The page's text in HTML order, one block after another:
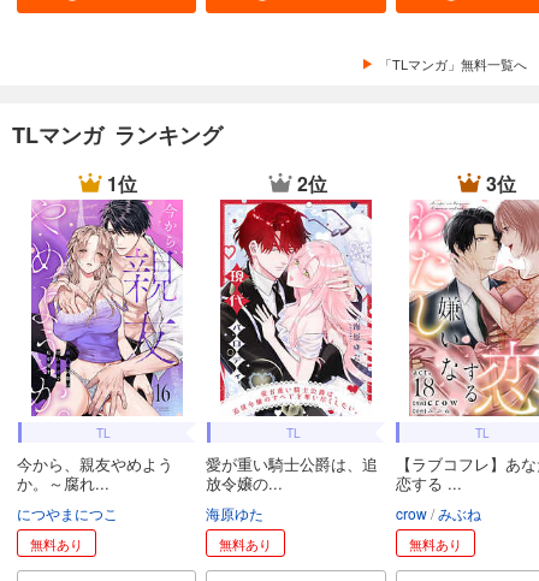
「TLマンガ」無料一覧へ
TLマンガ ランキング
1位
TL
今から、親友やめよう
か。～腐れ...
につやまにつこ
無料あり
2位
TL
愛が重い騎士公爵は、追
放令嬢の...
海原ゆた
無料あり
3位
TL
【ラブコフレ】あ
恋する ...
crow みぶね
無料あり